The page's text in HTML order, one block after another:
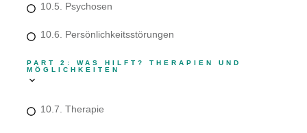
10.5. Psychosen
10.6. Persönlichkeitsstörungen
PART 2: WAS HILFT? THERAPIEN UND
MÖGLICHKEITEN
10.7. Therapie